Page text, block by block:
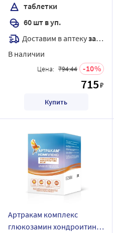
таблетки
60 шт в уп.
Доставим в аптекузавтра
В наличии
Цена: 794.44 10
715₽
Купить
Артракам комплекс
глюкозамин хондроитин